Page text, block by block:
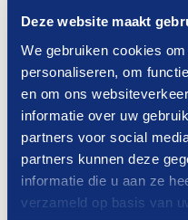
Deze website maakt
We gebruiken cookies
personaliseren, om
en om ons
informatie over uw
partners voor social
partners kunnen deze
informatie die u aan ze
verzameld op basis van